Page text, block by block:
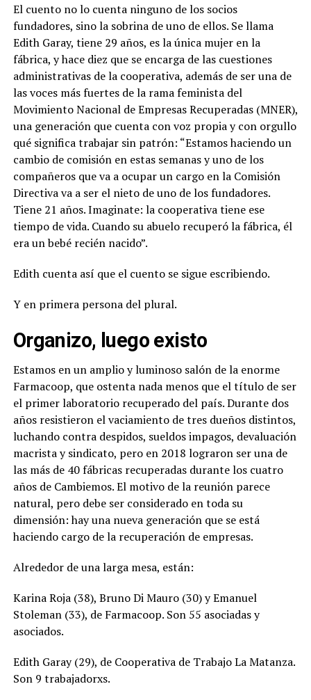
El cuento no lo cuenta ninguno de los socios
fundadores, sino la sobrina de uno de ellos. Se llama
Edith Garay, tiene 29 años, es la única mujer en la
fábrica, y hace diez que se encarga de las cuestiones
administrativas de la cooperativa, además de ser una de
las voces más fuertes de la rama feminista del
Movimiento Nacional de Empresas Recuperadas (MNER),
una generación que cuenta con voz propia y con orgullo
qué significa trabajar sin patrón: “Estamos haciendo un
cambio de comisión en estas semanas y uno de los
compañeros que va a ocupar un cargo en la Comisión
Directiva va a ser el nieto de uno de los fundadores.
Tiene 21 años. Imaginate: la cooperativa tiene ese
tiempo de vida. Cuando su abuelo recuperó la fábrica, él
era un bebé recién nacido”.
Edith cuenta así que el cuento se sigue escribiendo.
Y en primera persona del plural.
Organizo, luego existo
Estamos en un amplio y luminoso salón de la enorme
Farmacoop, que ostenta nada menos que el título de ser
el primer laboratorio recuperado del país. Durante dos
años resistieron el vaciamiento de tres dueños distintos,
luchando contra despidos, sueldos impagos, devaluación
macrista y sindicato, pero en 2018 lograron ser una de
las más de 40 fábricas recuperadas durante los cuatro
años de Cambiemos. El motivo de la reunión parece
natural, pero debe ser considerado en toda su
dimensión: hay una nueva generación que se está
haciendo cargo de la recuperación de empresas.
Alrededor de una larga mesa, están:
Karina Roja (38), Bruno Di Mauro (30) y Emanuel
Stoleman (33), de Farmacoop. Son 55 asociadas y
asociados.
Edith Garay (29), de Cooperativa de Trabajo La Matanza.
Son 9 trabajadorxs.